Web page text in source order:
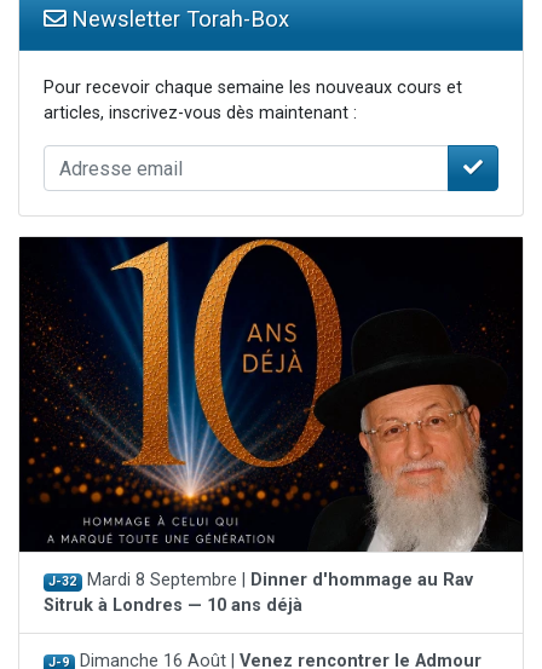
Newsletter Torah-Box
Pour recevoir chaque semaine les nouveaux cours et
articles, inscrivez-vous dès maintenant :
J-32 Mardi 8 Septembre |
Dinner d'hommage au Rav
Sitruk à Londres — 10 ans déjà
J-9 Dimanche 16 Août | Venez rencontrer le Admour